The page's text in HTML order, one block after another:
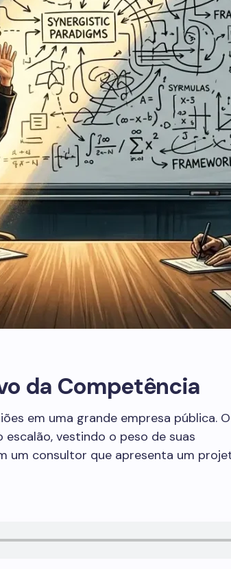
da Competência
em uma grande empresa pública.
vestindo o peso de suas
um consultor que apresenta um